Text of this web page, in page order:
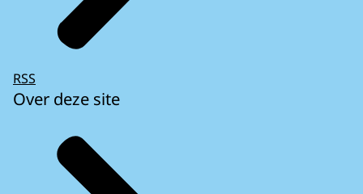
RSS
Over deze site